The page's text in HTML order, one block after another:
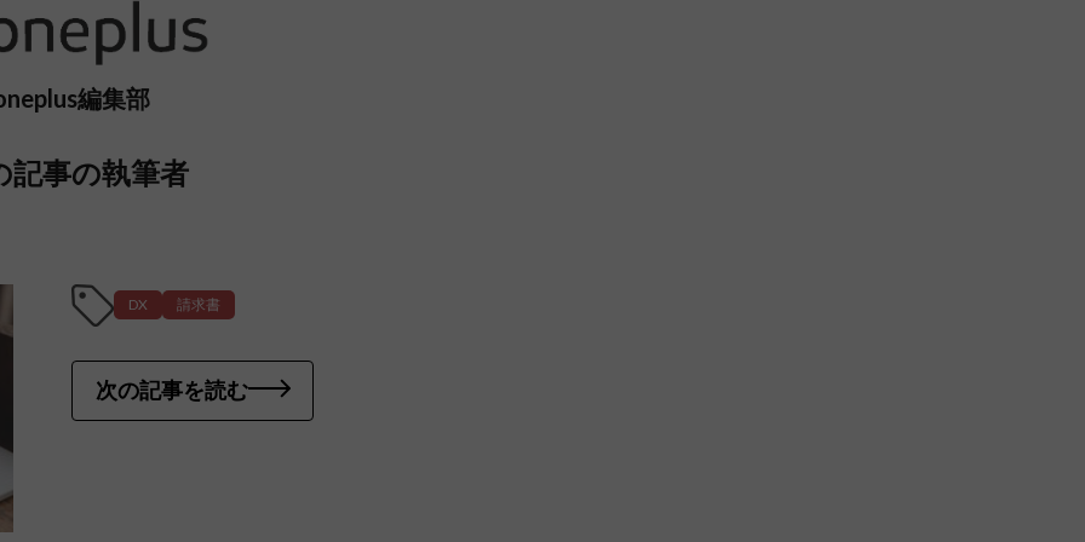
編集部
記事の執筆者
DX 請求書
次の記事を読む